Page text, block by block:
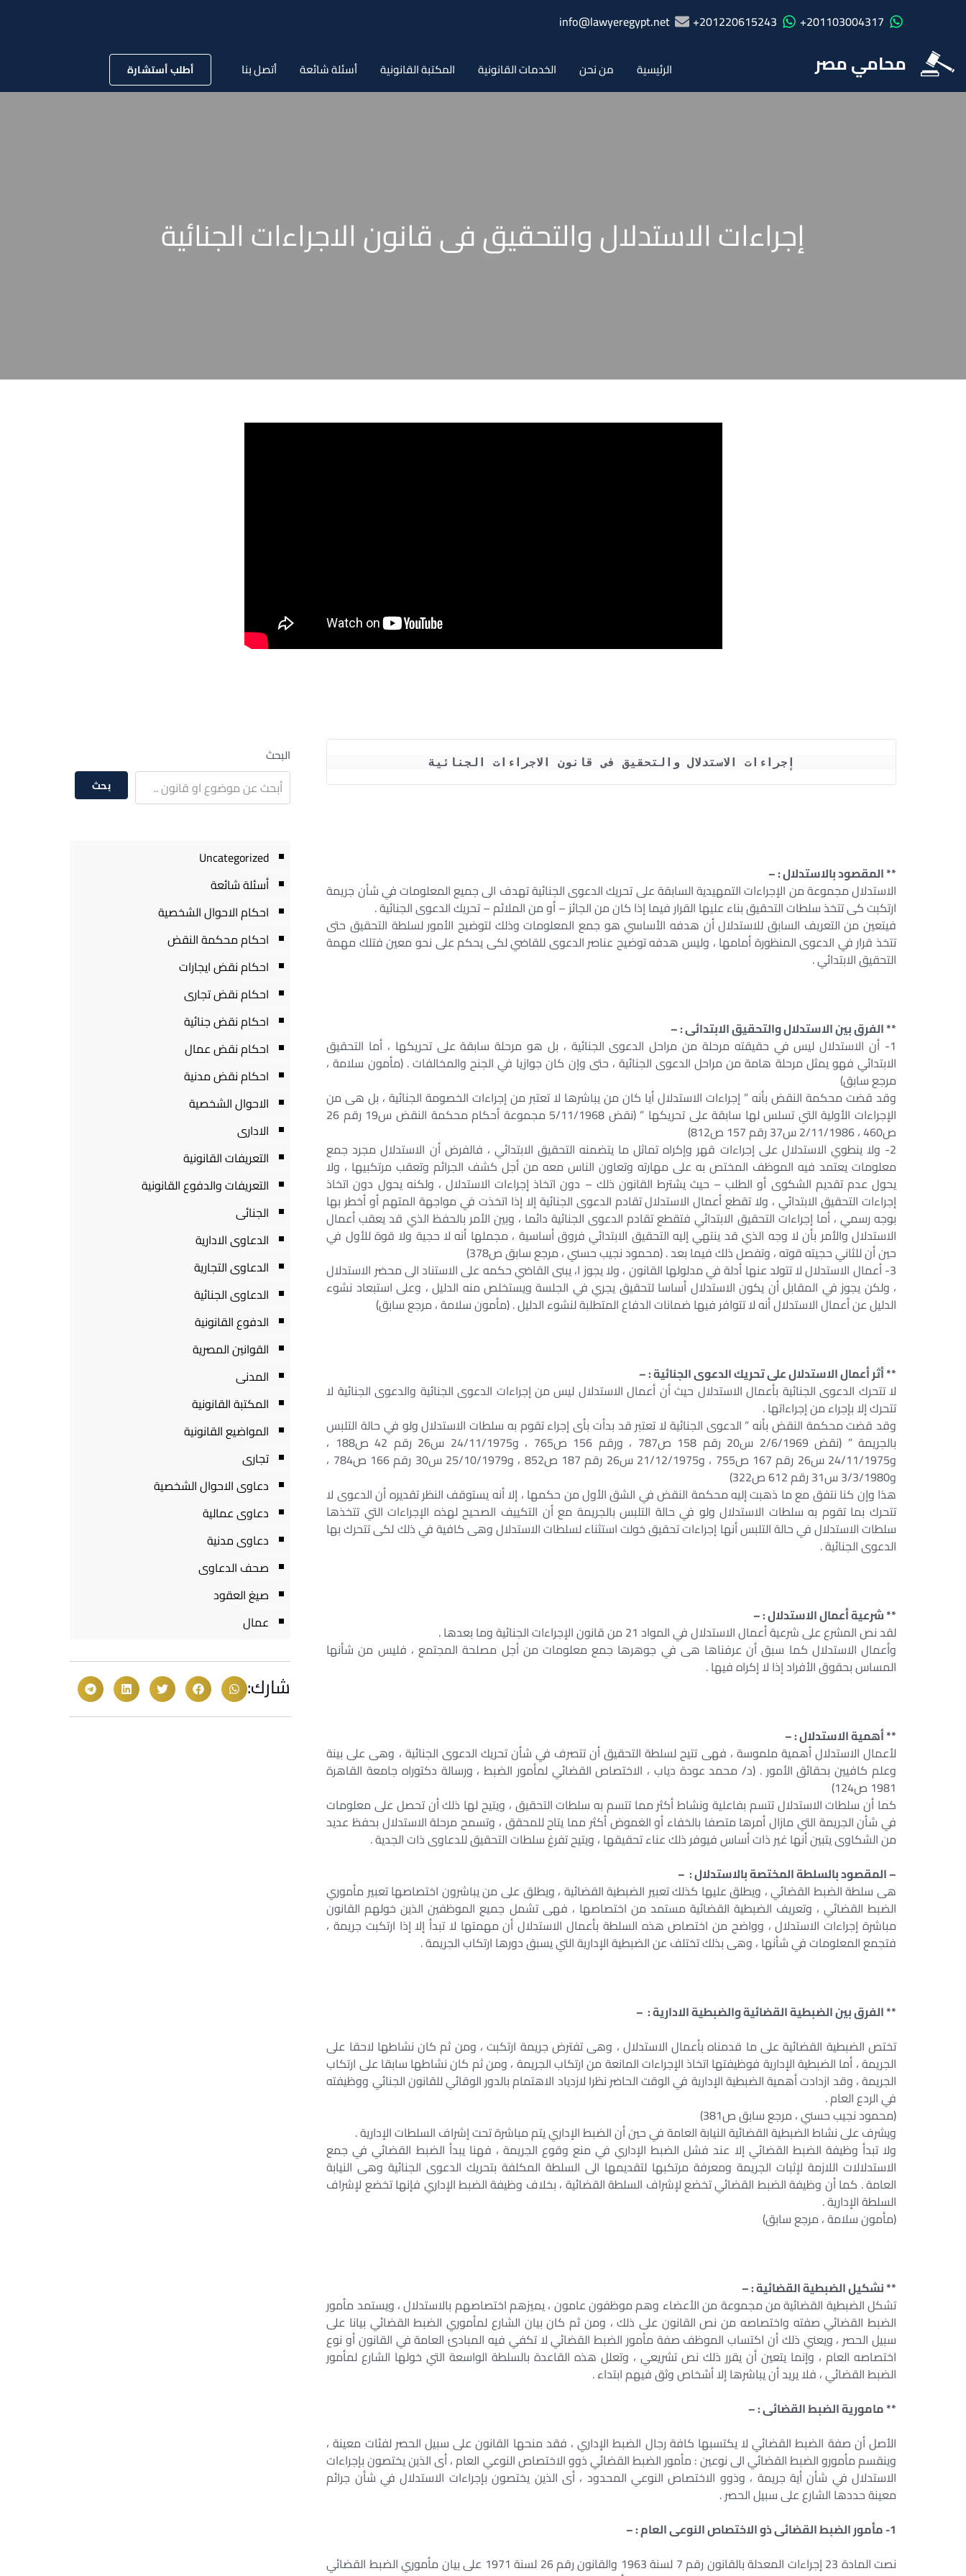
201103004317+
201220615243+
info@lawyeregypt.net
محامي مصر الرئيسية من نحن الخدمات القانونية المكتبة القانونية أسئلة شائعة أتصل بنا أطلب أستشارة
إجراءات الاستدلال والتحقيق فى قانون الاجراءات الجنائية
إجراءات الاستدلال والتحقيق فى قانون الاجراءات الجنائية
** المقصود بالاستدلال : –
الاستدلال مجموعة من الإجراءات التمهيدية السابقة على تحريك الدعوى الجنائية تهدف الى جميع المعلومات في شأن جريمة
ارتكبت كى تتخذ سلطات التحقيق بناء عليها القرار فيما إذا كان من الجائز – أو من الملائم – تحريك الدعوى الجنائية .
فيتعين من التعريف السابق للاستدلال أن هدفه الأساسي هو جمع المعلومات وذلك لتوضيح الأمور لسلطة التحقيق حتى
تتخذ قرار في الدعوى المنظورة أمامها ، وليس هدفه توضيح عناصر الدعوى للقاضي لكى يحكم على نحو معين فتلك مهمة
التحقيق الابتدائي .
** الفرق بين الاستدلال والتحقيق الابتدائى : –
1- أن الاستدلال ليس في حقيقته مرحلة من مراحل الدعوى الجنائية ، بل هو مرحلة سابقة على تحريكها ، أما التحقيق
الابتدائي فهو يمثل مرحلة هامة من مراحل الدعوى الجنائية ، حتى وإن كان جوازيا في الجنح والمخالفات . (مأمون سلامة ،
مرجع سابق)
وقد قضت محكمة النقض بأنه ” إجراءات الاستدلال أيا كان من يباشرها لا تعتبر من إجراءات الخصومة الجنائية ، بل هى من
الإجراءات الأولية التي تسلس لها سابقة على تحريكها ” (نقض 5/11/1968 مجموعة أحكام محكمة النقض س19 رقم 26
ص460 ، 2/11/1986 س37 رقم 157 ص812)
2- ولا ينطوي الاستدلال على إجراءات قهر وإكراه تماثل ما يتضمنه التحقيق الابتدائي ، فالفرض أن الاستدلال مجرد جمع
معلومات يعتمد فيه الموظف المختص به على مهارته وتعاون الناس معه من أجل كشف الجرائم وتعقب مرتكبيها ، ولا
يحول عدم تقديم الشكوى أو الطلب – حيث يشترط القانون ذلك – دون اتخاذ إجراءات الاستدلال ، ولكنه يحول دون اتخاذ
إجراءات التحقيق الابتدائي ، ولا تقطع أعمال الاستدلال تقادم الدعوى الجنائية إلا إذا اتخذت في مواجهة المتهم أو أخطر بها
بوجه رسمي ، أما إجراءات التحقيق الابتدائي فتقطع تقادم الدعوى الجنائية دائما ، وبين الأمر بالحفظ الذي قد يعقب أعمال
الاستدلال والأمر بأن لا وجه الذي قد ينتهي إليه التحقيق الابتدائي فروق أساسية ، مجملها أنه لا حجية ولا قوة للأول في
حين أن للثاني حجيته قوته ، وتفصل ذلك فيما بعد . (محمود نجيب حسني ، مرجع سابق ص378)
3- أعمال الاستدلال لا تتولد عنها أدلة في مدلولها القانون ، ولا يجوز ا، يبنى القاضي حكمه على الاستناد الى محضر الاستدلال
، ولكن يجوز في المقابل أن يكون الاستدلال أساسا لتحقيق يجري في الجلسة ويستخلص منه الدليل ، وعلى استبعاد نشوء
الدليل عن أعمال الاستدلال أنه لا تتوافر فيها ضمانات الدفاع المتطلبة لنشوء الدليل . (مأمون سلامة ، مرجع سابق)
** أثر أعمال الاستدلال على تحريك الدعوى الجنائية : –
لا تتحرك الدعوى الجنائية بأعمال الاستدلال حيث أن أعمال الاستدلال ليس من إجراءات الدعوى الجنائية والدعوى الجنائية لا
تتحرك إلا بإجراء من إجراءاتها .
وقد قضت محكمة النقض بأنه ” الدعوى الجنائية لا تعتبر قد بدأت بأى إجراء تقوم به سلطات الاستدلال ولو في حالة التلبس
بالجريمة ” (نقض 2/6/1969 س20 رقم 158 ص787 ، ورقم 156 ص765 ، و24/11/1975 س26 رقم 42 ص188 ،
و24/11/1975 س26 رقم 167 ص755 ، و21/12/1975 س26 رقم 187 ص852 ، و25/10/1979 س30 رقم 166 ص784 ،
و3/3/1980 س31 رقم 612 ص322)
هذا وإن كنا نتفق مع ما ذهبت إليه محكمة النقض في الشق الأول من حكمها ، إلا أنه يستوقف النظر تقديره أن الدعوى لا
تتحرك بما تقوم به سلطات الاستدلال ولو في حالة التلبس بالجريمة مع أن التكييف الصحيح لهذه الإجراءات التي تتخذها
سلطات الاستدلال في حالة التلبس أنها إجراءات تحقيق خولت استثناء لسلطات الاستدلال وهى كافية في ذلك لكى تتحرك بها
الدعوى الجنائية .
** شرعية أعمال الاستدلال : –
لقد نص المشرع على شرعية أعمال الاستدلال في المواد 21 من قانون الإجراءات الجنائية وما بعدها .
وأعمال الاستدلال كما سبق أن عرفناها هى في جوهرها جمع معلومات من أجل مصلحة المجتمع ، فليس من شأنها
المساس بحقوق الأفراد إذا لا إكراه فيها .
** أهمية الاستدلال : –
لأعمال الاستدلال أهمية ملموسة ، فهى تتيح لسلطة التحقيق أن تتصرف في شأن تحريك الدعوى الجنائية ، وهى على بينة
وعلم كافيين بحقائق الأمور . (د/ محمد عودة دياب ، الاختصاص القضائي لمأمور الضبط ، ورسالة دكتوراه جامعة القاهرة
1981 ص124)
كما أن سلطات الاستدلال تتسم بفاعلية ونشاط أكثر مما تتسم به سلطات التحقيق ، ويتيح لها ذلك أن تحصل على معلومات
في شأن الجريمة التي مازال أمرها متصفا بالخفاء أو الغموض أكثر مما يتاح للمحقق ، وتسمح مرحلة الاستدلال بحفظ عديد
من الشكاوى يتبين أنها غير ذات أساس فيوفر ذلك عناء تحقيقها ، ويتيح تفرغ سلطات التحقيق للدعاوى ذات الجدية .
– المقصود بالسلطة المختصة بالاستدلال : –
هى سلطة الضبط القضائي ، ويطلق عليها كذلك تعبير الضبطية القضائية ، ويطلق على من يباشرون اختصاصها تعبير مأموري
الضبط القضائي ، وتعريف الضبطية القضائية مستمد من اختصاصها ، فهى تشمل جميع الموظفين الذين خولهم القانون
مباشرة إجراءات الاستدلال ، وواضح من اختصاص هذه السلطة بأعمال الاستدلال أن مهمتها لا تبدأ إلا إذا ارتكبت جريمة ،
فتجمع المعلومات في شأنها ، وهى بذلك تختلف عن الضبطية الإدارية التي يسبق دورها ارتكاب الجريمة .
** الفرق بين الضبطية القضائية والضبطية الادارية : –
تختص الضبطية القضائية على ما قدمناه بأعمال الاستدلال ، وهى تفترض جريمة ارتكبت ، ومن ثم كان نشاطها لاحقا على
الجريمة ، أما الضبطية الإدارية فوظيفتها اتخاذ الإجراءات المانعة من ارتكاب الجريمة ، ومن ثم كان نشاطها سابقا على ارتكاب
الجريمة ، وقد ازدادت أهمية الضبطية الإدارية في الوقت الحاضر نظرا لازدياد الاهتمام بالدور الوقائي للقانون الجنائي ووظيفته
في الردع العام .
(محمود نجيب حسني ، مرجع سابق ص381)
ويشرف على نشاط الضبطية القضائية النيابة العامة في حين أن الضبط الإداري يتم مباشرة تحت إشراف السلطات الإدارية .
ولا تبدأ وظيفة الضبط القضائي إلا عند فشل الضبط الإداري في منع وقوع الجريمة ، فهنا يبدأ الضبط القضائي في جمع
الاستدلالات اللازمة لإثبات الجريمة ومعرفة مرتكبها لتقديمها الى السلطة المكلفة بتحريك الدعوى الجنائية وهى النيابة
العامة . كما أن وظيفة الضبط القضائي تخضع لإشراف السلطة القضائية ، بخلاف وظيفة الضبط الإداري فإنها تخضع لإشراف
السلطة الإدارية .
(مأمون سلامة ، مرجع سابق)
** نشكيل الضبطية القضائية : –
تشكل الضبطية القضائية من مجموعة من الأعضاء وهم موظفون عامون ، يميزهم اختصاصهم بالاستدلال ، ويستمد مأمور
الضبط القضائي صفته واختصاصه من نص القانون على ذلك ، ومن ثم كان بيان الشارع لمأموري الضبط القضائي بيانا على
سبيل الحصر ، ويعني ذلك أن اكتساب الموظف صفة مأمور الضبط القضائي لا تكفي فيه المبادئ العامة في القانون أو نوع
اختصاصه العام ، وإنما يتعين أن يقرر ذلك نص تشريعي ، وتعلل هذه القاعدة بالسلطة الواسعة التي خولها الشارع لمأمور
الضبط القضائي ، فلا يريد أن يباشرها إلا أشخاص وثق فيهم ابتداء .
** مامورية الضبط القضائى : –
الأصل أن صفة الضبط القضائي لا يكتسبها كافة رجال الضبط الإداري ، فقد منحها القانون على سبيل الحصر لفئات معينة ،
وينقسم مأمورو الضبط القضائي الى نوعين : مأمور الضبط القضائي ذوو الاختصاص النوعي العام ، أى الذين يختصون بإجراءات
الاستدلال في شأن أية جريمة ، وذوو الاختصاص النوعي المحدود ، أى الذين يختصون بإجراءات الاستدلال في شأن جرائم
معينة حددها الشارع على سبيل الحصر .
1- مأمور الضبط القضائى ذو الاختصاص النوعى العام : –
نصت المادة 23 إجراءات المعدلة بالقانون رقم 7 لسنة 1963 والقانون رقم 26 لسنة 1971 على بيان مأموري الضبط القضائي
البحث
بحث
Uncategorized
أسئلة شائعة
احكام الاحوال الشخصية
احكام محكمة النقض
احكام نقض ايجارات
احكام نقض تجارى
احكام نقض جنائية
احكام نقض عمال
احكام نقض مدنية
الاحوال الشخصية
الادارى
التعريفات القانونية
التعريفات والدفوع القانونية
الجنائى
الدعاوى الادارية
الدعاوى التجارية
الدعاوى الجنائية
الدفوع القانونية
القوانين المصرية
المدنى
المكتبة القانونية
المواضيع القانونية
تجارى
دعاوى الاحوال الشخصية
دعاوى عمالية
دعاوى مدنية
صحف الدعاوى
صيغ العقود
عمال
شارك: